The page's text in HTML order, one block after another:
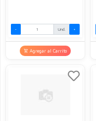
- Und. +
Agregar al Carrito